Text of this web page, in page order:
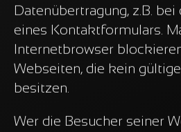
Datenübertragung, z.B.
eines Kontaktformulars.
Internetbrowser
Webseiten, die kein
besitzen.
Wer die Besucher seiner